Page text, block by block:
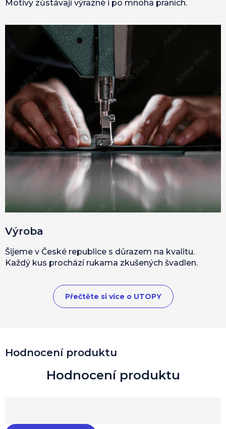
Hodnocení produktu
Motivy zůstávají výrazné i po mnoha praních.
Výroba
Šijeme v České republice s důrazem na kvalitu.
Každý kus prochází rukama zkušených švadlen.
Přečtěte si více o UTOPY